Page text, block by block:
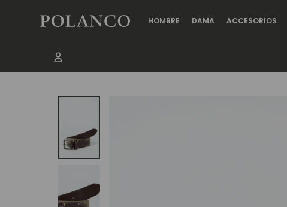
HOMBRE DAMA ACCESORIOS